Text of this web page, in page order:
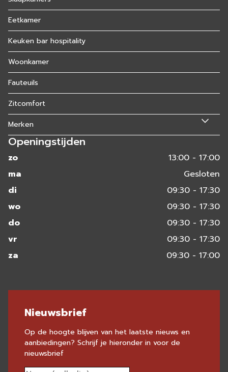
Eetkamer
Keuken bar hospitality
Woonkamer
Fauteuils
Zitcomfort
Merken
Openingstijden
zo
13:00 - 17:00
ma
Gesloten
di
09:30 - 17:30
wo
09:30 - 17:30
do
09:30 - 17:30
vr
09:30 - 17:30
za
09:30 - 17:00
Nieuwsbrief
Op de hoogte blijven van het laatste nieuws en
aanbiedingen? Schrijf je hieronder in voor de
nieuwsbrief